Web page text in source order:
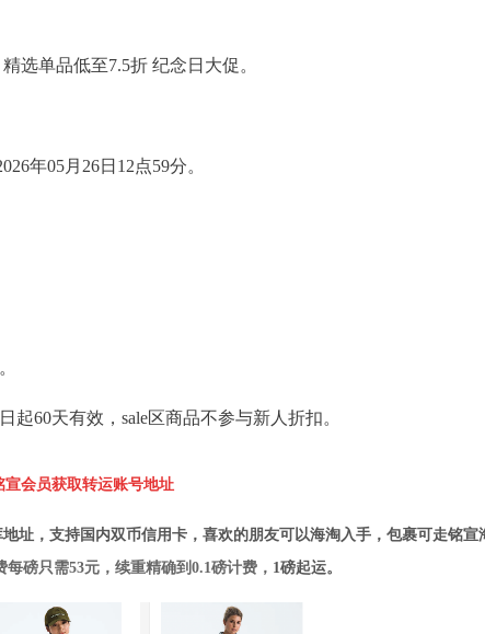
选单品低至7.5折 纪念日大促。
年05月26日12点59分。
起60天有效，sale区商品不参与新人折扣。
宣会员获取转运账号地址
址，支持国内双币信用卡，喜欢的朋友可以海淘入手，包裹可走铭宣
磅只需53元，续重精确到0.1磅计费， 1磅起运。